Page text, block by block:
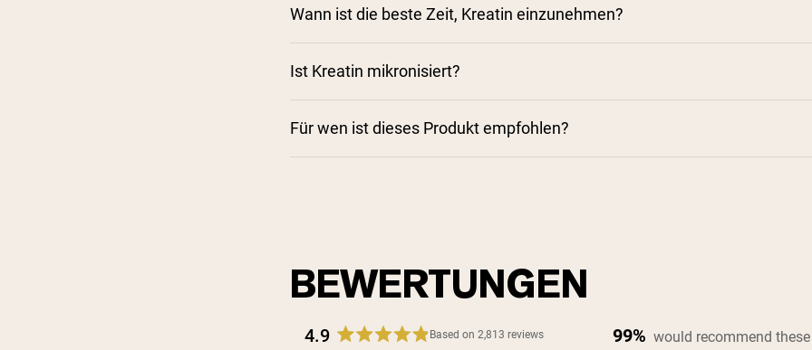
Wann ist die beste Zeit, Kreatin einzunehmen?
Ist Kreatin mikronisiert?
Für wen ist dieses Produkt empfohlen?
BEWERTUNGEN
4.9 Based on 2,813 reviews 99% would recommend